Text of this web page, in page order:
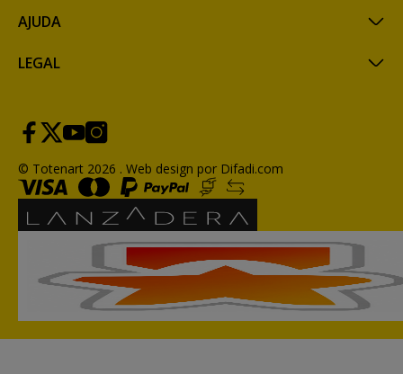
AJUDA
LEGAL
© Totenart 2026 . Web design por Difadi.com